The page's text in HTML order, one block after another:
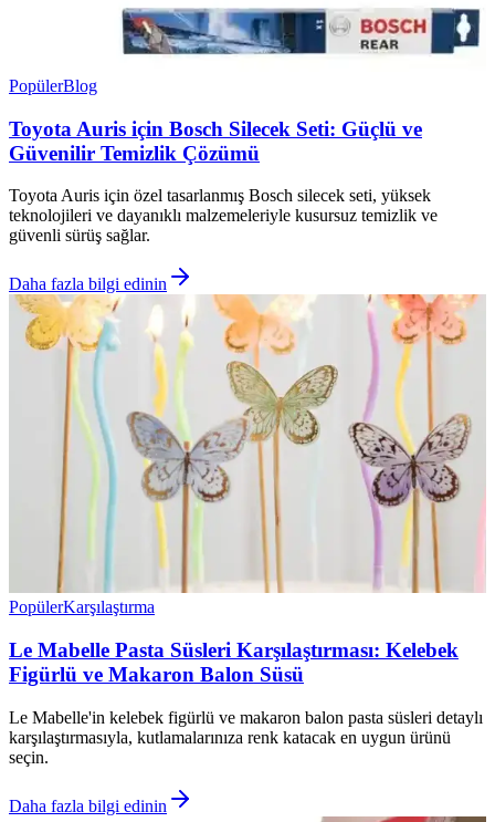
PopülerBlog
Toyota Auris için Bosch Silecek Seti: Güçlü ve
Güvenilir Temizlik Çözümü
Toyota Auris için özel tasarlanmış Bosch silecek seti, yüksek
teknolojileri ve dayanıklı malzemeleriyle kusursuz temizlik ve
güvenli sürüş sağlar.
Daha fazla bilgi edinin
PopülerKarşılaştırma
Le Mabelle Pasta Süsleri Karşılaştırması: Kelebek
Figürlü ve Makaron Balon Süsü
Le Mabelle'in kelebek figürlü ve makaron balon pasta süsleri detaylı
karşılaştırmasıyla, kutlamalarınıza renk katacak en uygun ürünü
seçin.
Daha fazla bilgi edinin